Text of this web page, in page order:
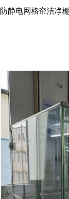
防静电网格帘洁净棚